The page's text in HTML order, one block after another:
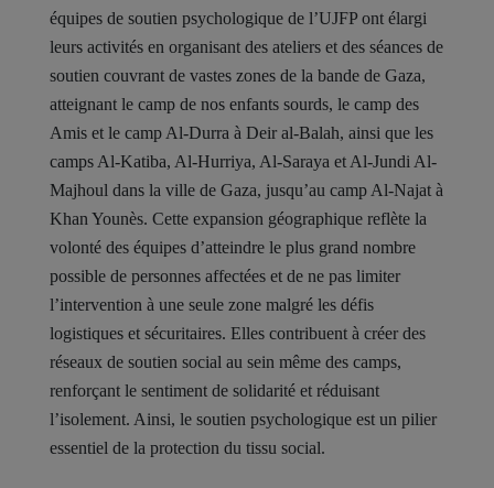
équipes de soutien psychologique de l’UJFP ont élargi
leurs activités en organisant des ateliers et des séances de
soutien couvrant de vastes zones de la bande de Gaza,
atteignant le camp de nos enfants sourds, le camp des
Amis et le camp Al-Durra à Deir al-Balah, ainsi que les
camps Al-Katiba, Al-Hurriya, Al-Saraya et Al-Jundi Al-
Majhoul dans la ville de Gaza, jusqu’au camp Al-Najat à
Khan Younès. Cette expansion géographique reflète la
volonté des équipes d’atteindre le plus grand nombre
possible de personnes affectées et de ne pas limiter
l’intervention à une seule zone malgré les défis
logistiques et sécuritaires. Elles contribuent à créer des
réseaux de soutien social au sein même des camps,
renforçant le sentiment de solidarité et réduisant
l’isolement. Ainsi, le soutien psychologique est un pilier
essentiel de la protection du tissu social.